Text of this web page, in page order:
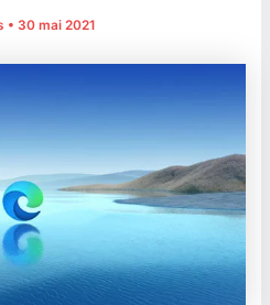
• 30 mai 2021